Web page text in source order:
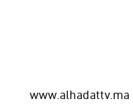
www.alhadattv.ma